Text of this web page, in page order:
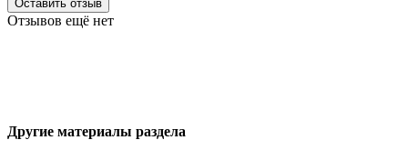
Оставить отзыв
Отзывов ещё нет
Другие материалы раздела